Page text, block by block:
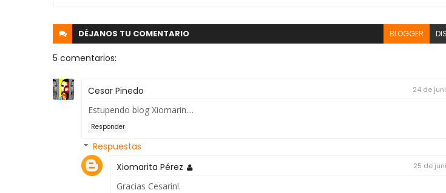
DÉJANOS TU COMENTARIO BLOGGER
5 comentarios:
Cesar Pinedo 24 de
Estupendo blog Xiomarin....
Responder
Respuestas
Xiomarita Pérez
25 de
Gracias Cesarín!.